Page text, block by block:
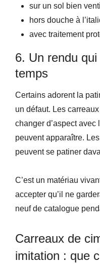
sur un sol bien
hors douche à
avec traitement
6. Un rendu
temps
Certains adorent la
un défaut. Les
changer d’aspect
peuvent apparaître.
peuvent se patiner
C’est un matériau
accepter qu’il ne
neuf de catalogue
Carreaux de
imitation : que